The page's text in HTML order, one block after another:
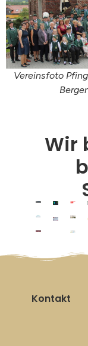
Vereinsfoto
Wir
Kontakt